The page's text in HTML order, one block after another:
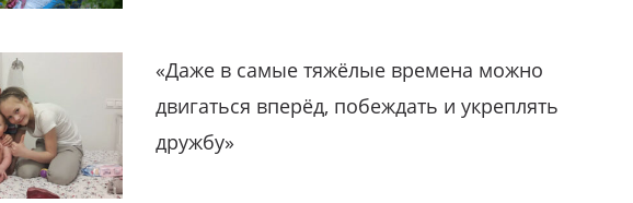
«Даже в самые тяжёлые времена можно
двигаться вперёд, побеждать и укреплять
дружбу»